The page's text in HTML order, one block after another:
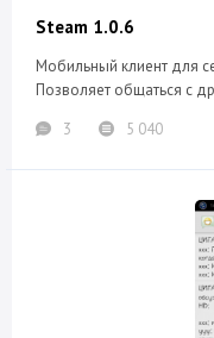
Steam 1.0.6
Мобильный клиент для
Позволяет общаться с
3
5 040